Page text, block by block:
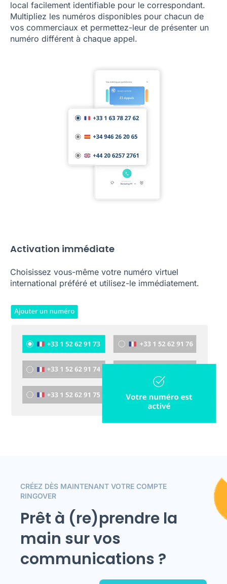
local facilement identifiable pour le correspondant.
Multipliez les numéros disponibles pour chacun de
vos commerciaux et permettez-leur de présenter un
numéro différent à chaque appel.
Activation immédiate
Choisissez vous-même votre numéro virtuel
international préféré et utilisez-le immédiatement.
CRÉEZ DÈS MAINTENANT VOTRE COMPTE
RINGOVER
Prêt à (re)prendre la
main sur vos
communications ?